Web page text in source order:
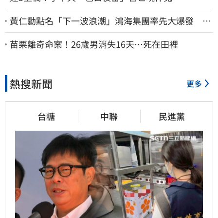
黃仁勳點名「下一波浪潮」鴻海集團率先大爆發 台
股這族群全面噴出
苗栗離奇命案！26歲男消失16天…死在田裡
熱搜新聞 更多
台糖 中聯 民進黨